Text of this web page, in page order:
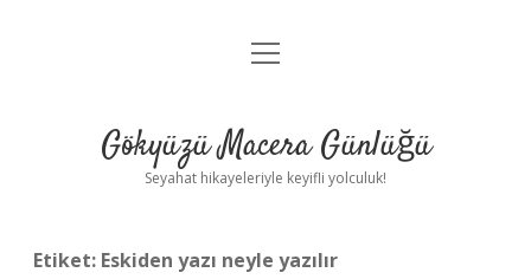
Anasayfa
Yasal Uyarı
menüyü
Gökyüzü Macera Günlüğü
Seyahat hikayeleriyle keyifli yolculuk!
Etiket: Eskiden yazı neyle yazılır